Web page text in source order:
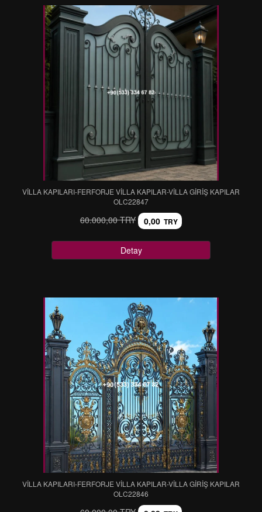
VİLLA KAPILARI-FERFORJE VİLLA KAPILAR-VİLLA GİRİŞ KAPILAR
OLC22847
60.000,00 TRY 0,00 TRY
Detay
VİLLA KAPILARI-FERFORJE VİLLA KAPILAR-VİLLA GİRİŞ KAPILAR
OLC22846